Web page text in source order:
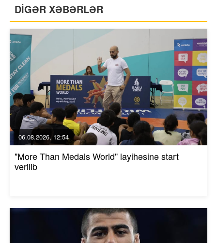
DİGƏR XƏBƏRLƏR
06.08.2026, 12:54
"More Than Medals World" layihəsinə start
verilib